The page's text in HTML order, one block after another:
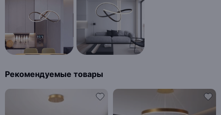
Рекомендуемые товары